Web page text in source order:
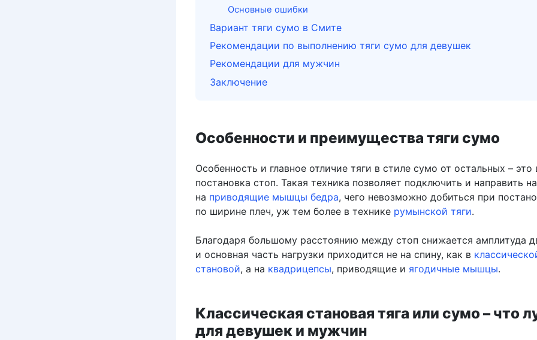
Основные ошибки
Вариант тяги сумо в Смите
Рекомендации по выполнению тяги сумо для девушек
Рекомендации для мужчин
Заключение
Особенности и преимущества тяги сумо
Особенность и главное отличие тяги в стиле сумо от остальных –
постановка стоп. Такая техника позволяет подключить и направить
на приводящие мышцы бедра, чего невозможно добиться при
по ширине плеч, уж тем более в технике румынской тяги.
Благодаря большому расстоянию между стоп снижается амплитуда
и основная часть нагрузки приходится не на спину, как в
становой, а на квадрицепсы, приводящие и ягодичные мышцы.
Классическая становая тяга или сумо – что
для девушек и мужчин